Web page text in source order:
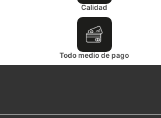
Calidad
Todo medio de pago